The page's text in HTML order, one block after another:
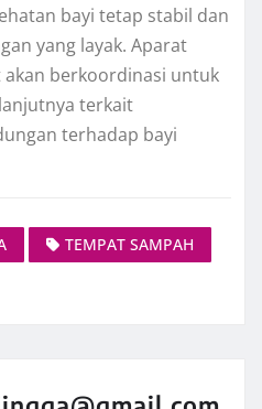
bayi tetap stabil dan
yang layak. Aparat
berkoordinasi untuk
terkait
terhadap bayi
TEMPAT SAMPAH